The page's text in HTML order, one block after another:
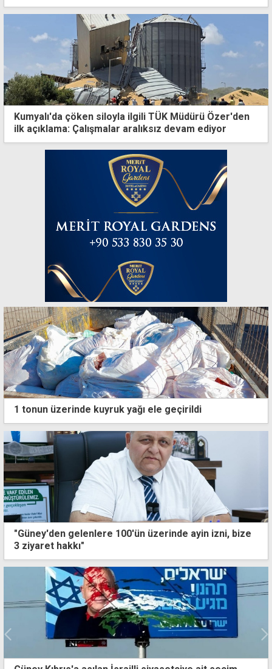
Kumyalı'da çöken siloyla ilgili TÜK Müdürü Özer'den
ilk açıklama: Çalışmalar aralıksız devam ediyor
1 tonun üzerinde kuyruk yağı ele geçirildi
"Güney'den gelenlere 100'ün üzerinde ayin izni, bize
3 ziyaret hakkı"